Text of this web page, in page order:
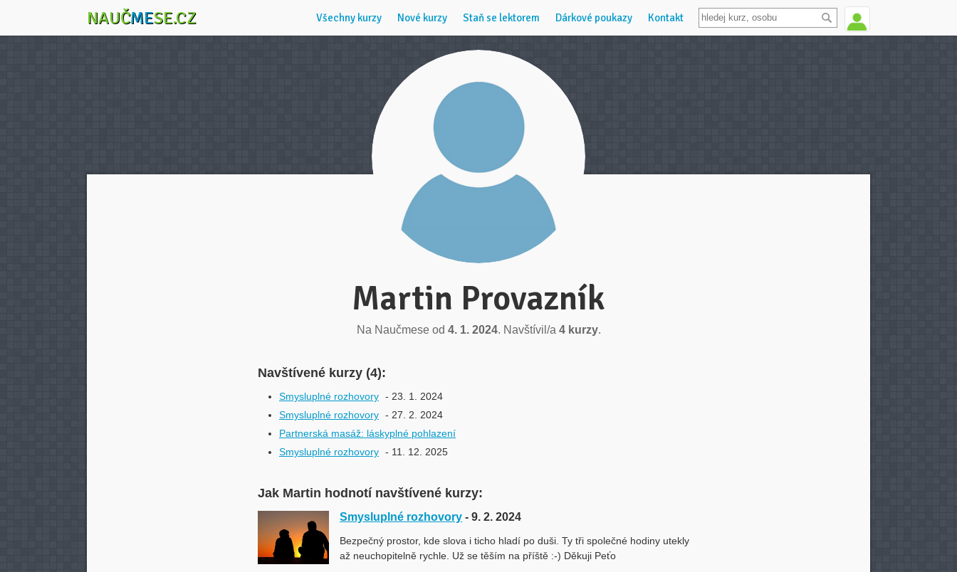
NAUČMESE.CZ Všechny kurzy Nové kurzy Staň se lektorem Dárkové poukazy Kontakt
Martin Provazník
Na Naučmese od 4. 1. 2024. Navštívil/a 4 kurzy.
Navštívené kurzy (4):
Smysluplné rozhovory - 23. 1. 2024
Smysluplné rozhovory - 27. 2. 2024
Partnerská masáž: láskyplné pohlazení
Smysluplné rozhovory - 11. 12. 2025
Jak Martin hodnotí navštívené kurzy:
Smysluplné rozhovory - 9. 2. 2024
Bezpečný prostor, kde slova i ticho hladí po duši. Ty tři společné hodiny utekly
až neuchopitelně rychle. Už se těším na příště :-) Děkuji Peťo